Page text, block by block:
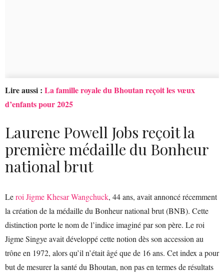
Lire aussi : La famille royale du Bhoutan reçoit les vœux
d’enfants pour 2025
Laurene Powell Jobs reçoit la
première médaille du Bonheur
national brut
Leroi Jigme Khesar Wangchuck, 44 ans, avait annoncé récemment
la création de la médaille du Bonheur national brut (BNB). Cette
distinction porte le nom de l’indice imaginé par son père. Le roi
Jigme Singye avait développé cette notion dès son accession au
trône en 1972, alors qu’il n’était âgé que de 16 ans. Cet index a pour
but de mesurer la santé du Bhoutan, non pas en termes de résultats